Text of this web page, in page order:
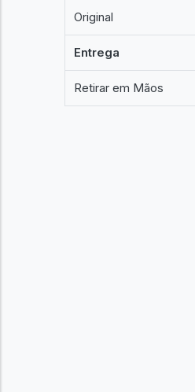
Original
Entrega
Retirar em Mãos